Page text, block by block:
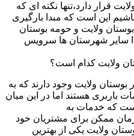
قرار دارد،تنها نکته ای که
این است که مبدا بارگیری
بوستان ولایت و حومه بوستان
سایر شهرستان ها سرویس
ولایت کدام است؟
ولایت وجود دارند که به
باربری هستند اما در این میان
که خدمات به
زمان ممکن برای مشتریان خود
ولایت یکی از بهترین